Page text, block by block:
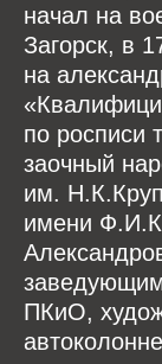
начал на
Загорск, в
на
по росписи
заочный
им.
имени
ПКиО,